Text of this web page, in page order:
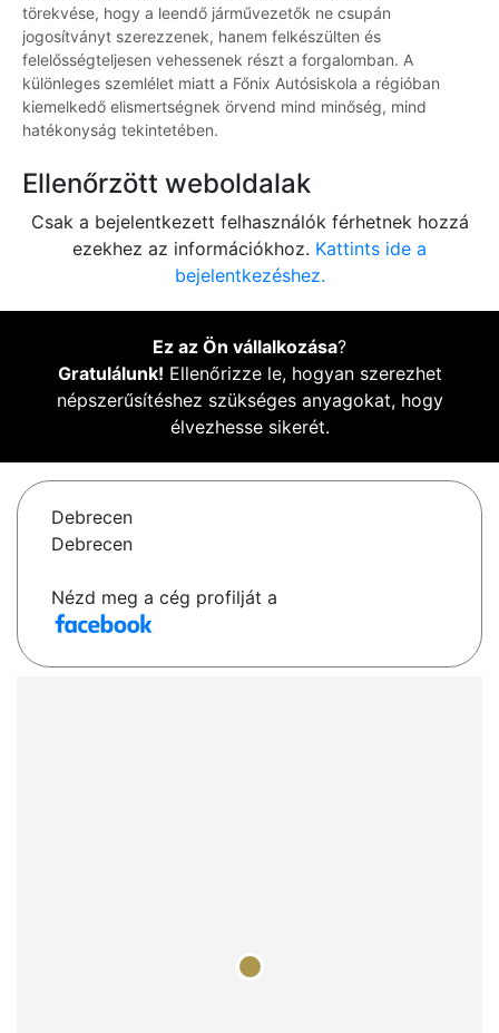
törekvése, hogy a leendő járművezetők ne csupán
jogosítványt szerezzenek, hanem felkészülten és
felelősségteljesen vehessenek részt a forgalomban. A
különleges szemlélet miatt a Főnix Autósiskola a régióban
kiemelkedő elismertségnek örvend mind minőség, mind
hatékonyság tekintetében.
Ellenőrzött weboldalak
Csak a bejelentkezett felhasználók férhetnek hozzá
ezekhez az információkhoz. Kattints ide a
bejelentkezéshez.
Ez az Ön vállalkozása?
Gratulálunk! Ellenőrizze le, hogyan szerezhet
népszerűsítéshez szükséges anyagokat, hogy
élvezhesse sikerét.
Debrecen
Debrecen
Nézd meg a cég profilját a